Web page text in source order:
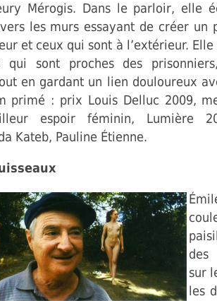
Mérogis. Dans le parloir, elle
les murs essayant de créer un
et ceux qui sont à l’extérieur.
sont proches des
en gardant un lien douloureux
primé : prix Louis Delluc 2009,
espoir féminin, Lumière
Kateb, Pauline Étienne.
des
sur
les